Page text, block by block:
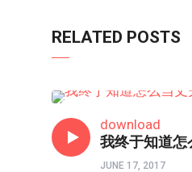
RELATED POSTS
download
我终于知道怎
JUNE 17, 2017